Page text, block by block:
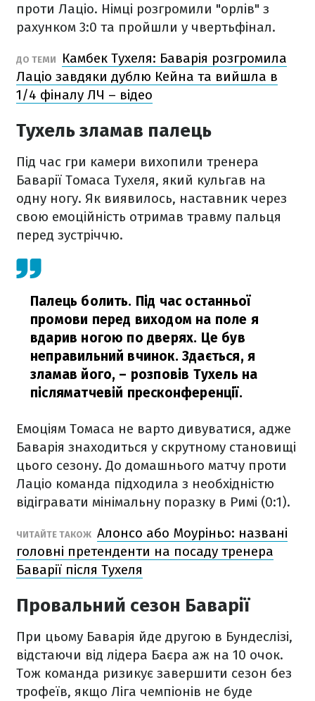
проти Лаціо. Німці розгромили "орлів" з
рахунком 3:0 та пройшли у чвертьфінал.
ДО ТЕМИ
Камбек Тухеля: Баварія розгромила
Лаціо завдяки дублю Кейна та вийшла в
1/4 фіналу ЛЧ – відео
Тухель зламав палець
Під час гри камери вихопили тренера
Баварії Томаса Тухеля, який кульгав на
одну ногу. Як виявилось, наставник через
свою емоційність отримав травму пальця
перед зустріччю.
Палець болить. Під час останньої
промови перед виходом на поле я
вдарив ногою по дверях. Це був
неправильний вчинок. Здається, я
зламав його, – розповів Тухель на
післяматчевій пресконференції.
Емоціям Томаса не варто дивуватися, адже
Баварія знаходиться у скрутному становищі
цього сезону. До домашнього матчу проти
Лаціо команда підходила з необхідністю
відігравати мінімальну поразку в Римі (0:1).
ЧИТАЙТЕ ТАКОЖ Алонсо або Моуріньо: названі
головні претенденти на посаду тренера
Баварії після Тухеля
Провальний сезон Баварії
При цьому Баварія йде другою в Бундеслізі,
відстаючи від лідера Баєра аж на 10 очок.
Тож команда ризикує завершити сезон без
трофеїв, якщо Ліга чемпіонів не буде